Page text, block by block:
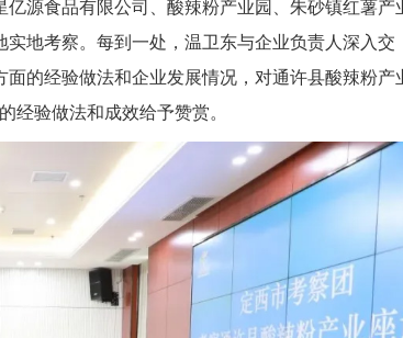
源食品有限公司、酸辣粉产业园、朱砂镇红薯产
地考察。每到一处，温卫东与企业负责人深入交
的经验做法和企业发展情况，对通许县酸辣粉产
经验做法和成效给予赞赏。